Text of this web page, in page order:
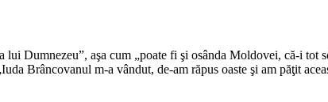
Dumnezeu”, aşa cum „poate fi şi osânda Moldovei, că-i tot
Brâncovanul m-a vândut, de-am răpus oaste şi am păţit